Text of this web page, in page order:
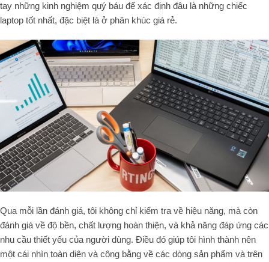
tay những kinh nghiệm quý báu để xác định đâu là những chiếc
laptop tốt nhất, đặc biệt là ở phân khúc giá rẻ.
Qua mỗi lần đánh giá, tôi không chỉ kiểm tra về hiệu năng, mà còn
đánh giá về độ bền, chất lượng hoàn thiện, và khả năng đáp ứng các
nhu cầu thiết yếu của người dùng. Điều đó giúp tôi hình thành nên
một cái nhìn toàn diện và công bằng về các dòng sản phẩm và trên